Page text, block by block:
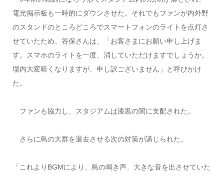
電光掲示板も一時的にダウンさせた。それでもファンが内外野
のスタンドのところどころでスマートフォンのライトを点灯さ
せていたため、谷保さんは、「お客さまにお願い申し上げま
す。スマホのライトを一度、消していただけますでしょうか。
場内大変暗くなりますが、申し訳ございません」と呼びかけ
た。
ファンも協力し、スタジアムは漆黒の闇に支配された。
さらに鳥の大群を退去させる次の対策が講じられた。
「これよりBGMにより、鳥の鳴き声、大きな音を出させていた